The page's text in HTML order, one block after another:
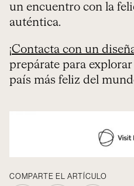
un encuentro con la
auténtica.
¡Contacta con un
prepárate para
país más feliz del
COMPARTE EL ARTÍCULO